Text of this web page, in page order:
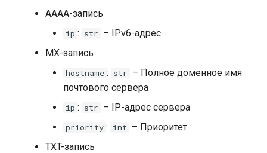
AAAA-запись
ip : str – IPv6-адрес
MX-запись
hostname : str – Полное доменное имя
почтового сервера
ip : str – IP-адрес сервера
priority : int – Приоритет
TXT-запись